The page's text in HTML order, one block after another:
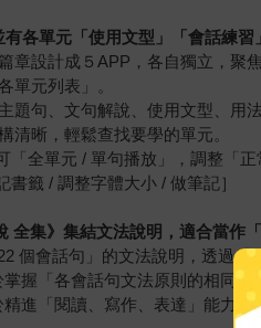
各單元「使用文型」「會話練習」
章設計成５APP，各自獨立，聚
單元列表」。
題句、文句解說、使用文型、用
清晰，輕鬆查找要學的單元。
「全單元 / 單句播放」，調整「
籤 / 調整字體大小 / 做筆記］
全集》集結文法說明，適合當作
個會話句」的文法說明，透過
握「各會話句文法原則的相同
進「閱讀、寫作、表達」能力。